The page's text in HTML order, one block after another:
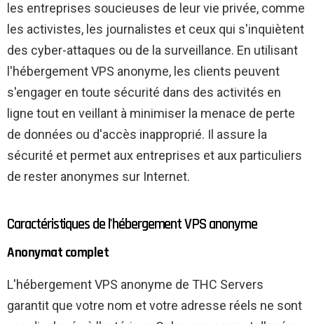
les entreprises soucieuses de leur vie privée, comme
les activistes, les journalistes et ceux qui s'inquiètent
des cyber-attaques ou de la surveillance. En utilisant
l'hébergement VPS anonyme, les clients peuvent
s'engager en toute sécurité dans des activités en
ligne tout en veillant à minimiser la menace de perte
de données ou d'accès inapproprié. Il assure la
sécurité et permet aux entreprises et aux particuliers
de rester anonymes sur Internet.
Caractéristiques de l'hébergement VPS anonyme
Anonymat complet
L'hébergement VPS anonyme de THC Servers
garantit que votre nom et votre adresse réels ne sont